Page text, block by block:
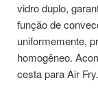
vidro duplo,
função de
uniformemente,
homogêneo.
cesta para Air Fry.